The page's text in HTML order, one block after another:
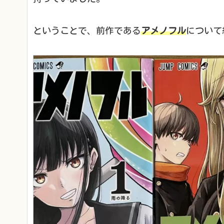
ということで、前作であるアメノフルについて